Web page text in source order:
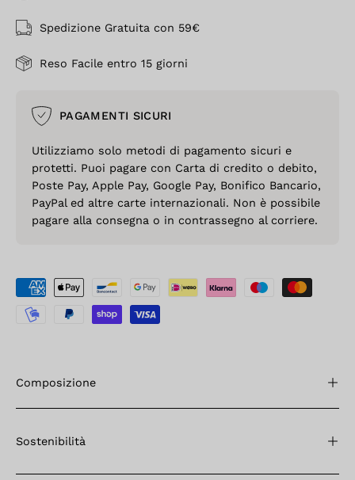
Spedizione Gratuita con 59€
Reso Facile entro 15 giorni
PAGAMENTI SICURI
Utilizziamo solo metodi di pagamento sicuri e
protetti. Puoi pagare con Carta di credito o debito,
Poste Pay, Apple Pay, Google Pay, Bonifico Bancario,
PayPal ed altre carte internazionali. Non è possibile
pagare alla consegna o in contrassegno al corriere.
Composizione
Sostenibilità